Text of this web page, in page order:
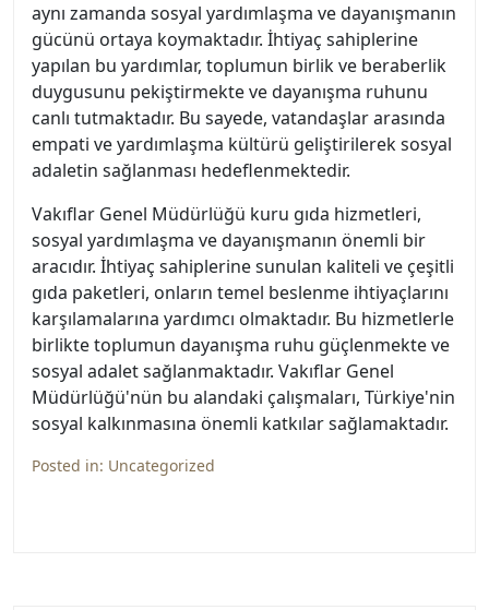
aynı zamanda sosyal yardımlaşma ve dayanışmanın
gücünü ortaya koymaktadır. İhtiyaç sahiplerine
yapılan bu yardımlar, toplumun birlik ve beraberlik
duygusunu pekiştirmekte ve dayanışma ruhunu
canlı tutmaktadır. Bu sayede, vatandaşlar arasında
empati ve yardımlaşma kültürü geliştirilerek sosyal
adaletin sağlanması hedeflenmektedir.
Vakıflar Genel Müdürlüğü kuru gıda hizmetleri,
sosyal yardımlaşma ve dayanışmanın önemli bir
aracıdır. İhtiyaç sahiplerine sunulan kaliteli ve çeşitli
gıda paketleri, onların temel beslenme ihtiyaçlarını
karşılamalarına yardımcı olmaktadır. Bu hizmetlerle
birlikte toplumun dayanışma ruhu güçlenmekte ve
sosyal adalet sağlanmaktadır. Vakıflar Genel
Müdürlüğü'nün bu alandaki çalışmaları, Türkiye'nin
sosyal kalkınmasına önemli katkılar sağlamaktadır.
Posted in: Uncategorized